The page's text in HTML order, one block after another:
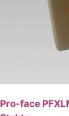
Pro-face